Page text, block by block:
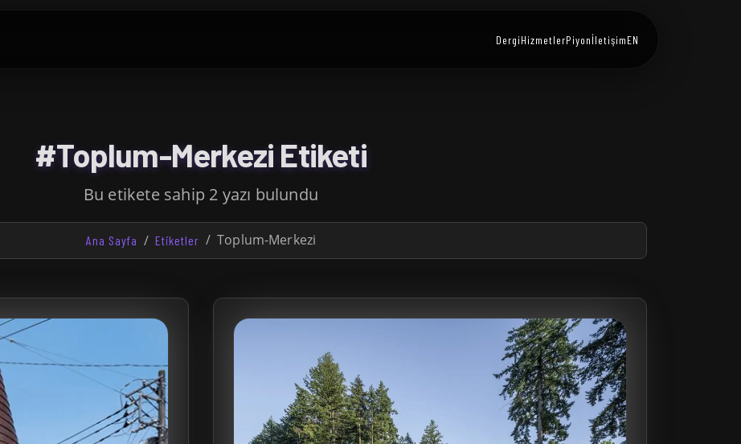
DergiHizmetlerPiyonİletişimEN
#Toplum-Merkezi Etiketi
Bu etikete sahip 2 yazı bulundu
Ana Sayfa Etiketler Toplum-Merkezi